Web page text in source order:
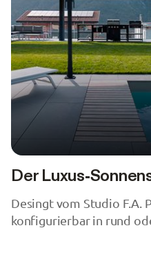
Der Luxus-
Desingt vom Studio F.A.
konfigurierbar in rund